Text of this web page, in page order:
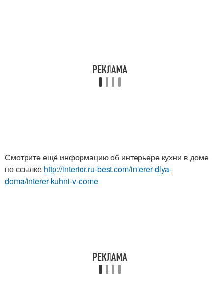
Смотрите ещё информацию об интерьере кухни в доме
по ссылке http://interior.ru-best.com/interer-dlya-
doma/interer-kuhni-v-dome